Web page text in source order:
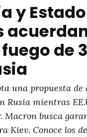
y
de
una propuesta de
Rusia mientras
Macron busca
Kiev. Conoce los